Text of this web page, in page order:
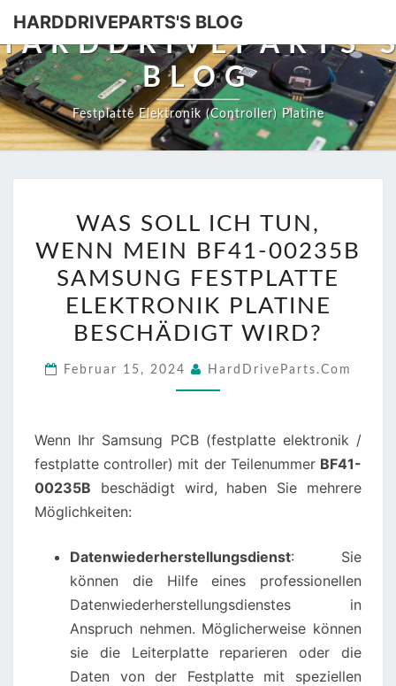
HARDDRIVEPARTS'S BLOG
BLOG
Festplatte Elektronik (Controller) Platine
SOLL
ICH
TUN,
WENN
MEIN
00235B
SAMSUNG
ELEKTRONIK
PLATINE
BESCHÄDIGT
WAS SOLL ICH TUN,
WENN MEIN BF41-00235B
SAMSUNG FESTPLATTE
ELEKTRONIK PLATINE
BESCHÄDIGT WIRD?
Februar 15, 2024 HardDriveParts.com
Wenn Ihr Samsung PCB (festplatte elektronik /
festplatte controller) mit der Teilenummer BF41-
00235B beschädigt wird, haben Sie mehrere
Möglichkeiten:
Datenwiederherstellungsdienst: Sie
können die Hilfe eines professionellen
Datenwiederherstellungsdienstes in
Anspruch nehmen. Möglicherweise können
sie die Leiterplatte reparieren oder die
Daten von der Festplatte mit speziellen